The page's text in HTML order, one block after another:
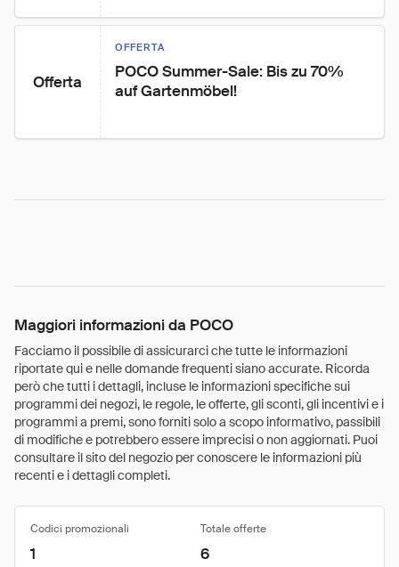
Offerta
OFFERTA
POCO Summer-Sale: Bis zu 70%
auf Gartenmöbel!
Maggiori informazioni da POCO
Facciamo il possibile di assicurarci che tutte le informazioni
riportate qui e nelle domande frequenti siano accurate. Ricorda
però che tutti i dettagli, incluse le informazioni specifiche sui
programmi dei negozi, le regole, le offerte, gli sconti, gli incentivi e i
programmi a premi, sono forniti solo a scopo informativo, passibili
di modifiche e potrebbero essere imprecisi o non aggiornati. Puoi
consultare il sito del negozio per conoscere le informazioni più
recenti e i dettagli completi.
Codici promozionali Totale offerte
1 6